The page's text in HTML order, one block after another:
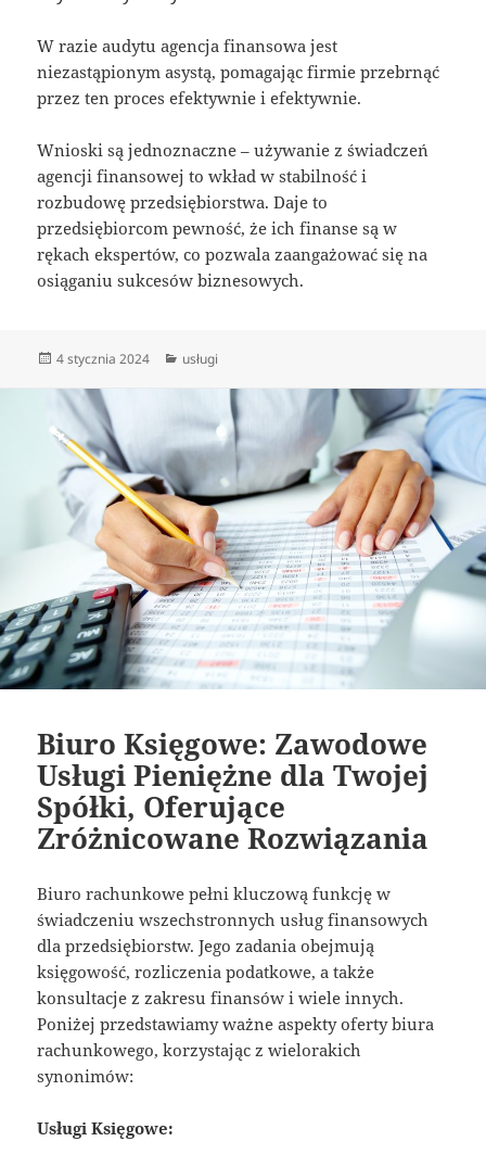
W razie audytu agencja finansowa jest
niezastąpionym asystą, pomagając firmie przebrnąć
przez ten proces efektywnie i efektywnie.
Wnioski są jednoznaczne – używanie z świadczeń
agencji finansowej to wkład w stabilność i
rozbudowę przedsiębiorstwa. Daje to
przedsiębiorcom pewność, że ich finanse są w
rękach ekspertów, co pozwala zaangażować się na
osiąganiu sukcesów biznesowych.
Data
4 stycznia 2024 Kategorie
usługi
Biuro Księgowe: Zawodowe
Usługi Pieniężne dla Twojej
Spółki, Oferujące
Zróżnicowane Rozwiązania
Biuro rachunkowe pełni kluczową funkcję w
świadczeniu wszechstronnych usług finansowych
dla przedsiębiorstw. Jego zadania obejmują
księgowość, rozliczenia podatkowe, a także
konsultacje z zakresu finansów i wiele innych.
Poniżej przedstawiamy ważne aspekty oferty biura
rachunkowego, korzystając z wielorakich
synonimów:
Usługi Księgowe: